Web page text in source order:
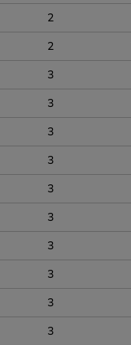
2
2
3
3
3
3
3
3
3
3
3
3